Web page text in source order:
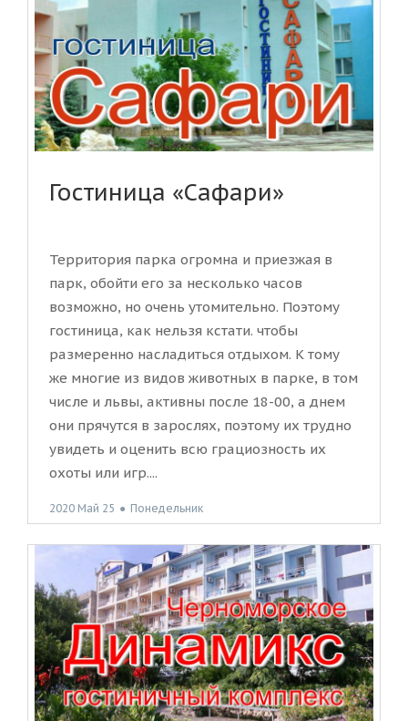
Гостиница «Сафари»
Территория парка огромна и приезжая в
парк, обойти его за несколько часов
возможно, но очень утомительно. Поэтому
гостиница, как нельзя кстати. чтобы
размеренно насладиться отдыхом. К тому
же многие из видов животных в парке, в том
числе и львы, активны после 18-00, а днем
они прячутся в зарослях, поэтому их трудно
увидеть и оценить всю грациозность их
охоты или игр....
2020 Май 25 ● Понедельник